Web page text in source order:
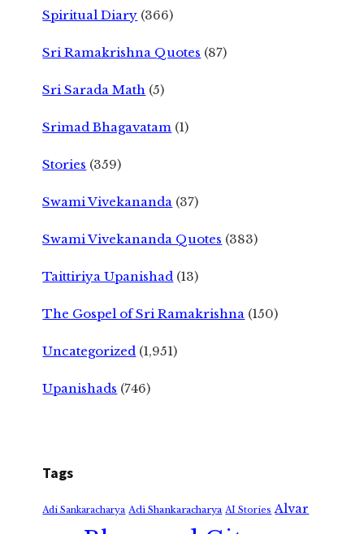
Spiritual Diary (366)
Sri Ramakrishna Quotes (87)
Sri Sarada Math (5)
Srimad Bhagavatam (1)
Stories (359)
Swami Vivekananda (37)
Swami Vivekananda Quotes (383)
Taittiriya Upanishad (13)
The Gospel of Sri Ramakrishna (150)
Uncategorized (1,951)
Upanishads (746)
Tags
Adi Sankaracharya Adi Shankaracharya AI Stories Alvar